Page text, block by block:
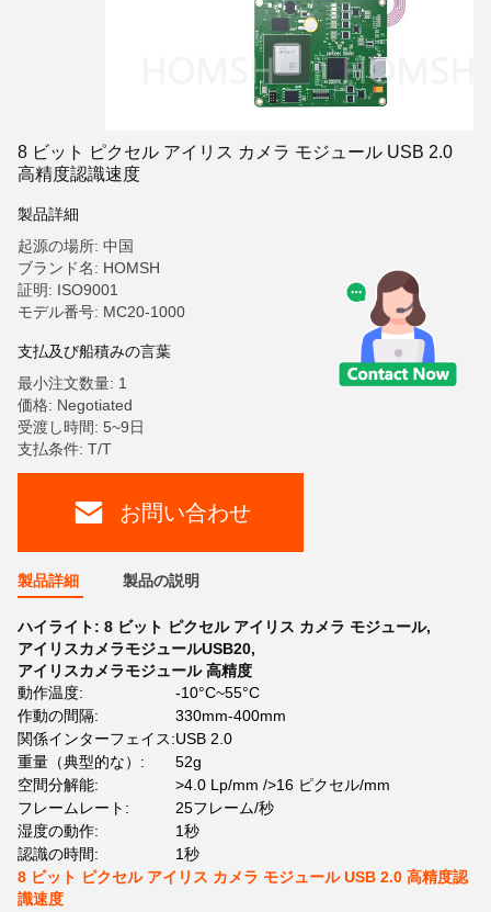
8 ビット ピクセル アイリス カメラ モジュール USB 2.0
高精度認識速度
製品詳細
起源の場所: 中国
ブランド名: HOMSH
証明: ISO9001
モデル番号: MC20-1000
支払及び船積みの言葉
最小注文数量: 1
価格: Negotiated
受渡し時間: 5~9日
支払条件: T/T
お問い合わせ
製品詳細 製品の説明
ハイライト: 8 ビット ピクセル アイリス カメラ モジュール,
アイリスカメラモジュールUSB20,
アイリスカメラモジュール 高精度
動作温度:
-10°C~55°C
作動の間隔:
330mm-400mm
関係インターフェイス:USB 2.0
重量（典型的な）:
52g
空間分解能:
>4.0 Lp/mm />16 ピクセル/mm
フレームレート:
25フレーム/秒
湿度の動作:
1秒
認識の時間:
1秒
8 ビット ピクセル アイリス カメラ モジュール USB 2.0 高精度認
識速度